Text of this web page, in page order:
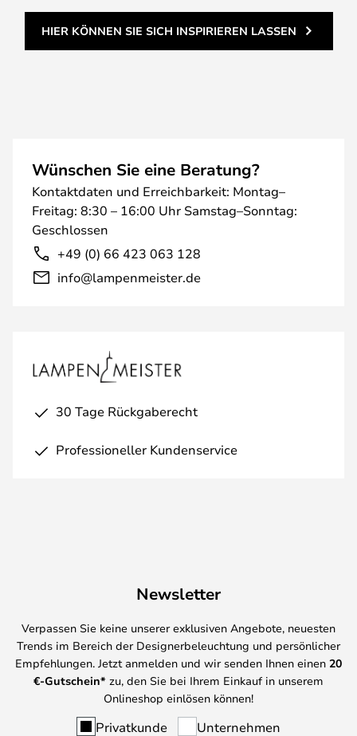
HIER KÖNNEN SIE SICH INSPIRIEREN LASSEN
Wünschen Sie eine Beratung?
Kontaktdaten und Erreichbarkeit: Montag–
Freitag: 8:30 – 16:00 Uhr Samstag–Sonntag:
Geschlossen
+49 (0) 66 423 063 128
info@lampenmeister.de
30 Tage Rückgaberecht
Professioneller Kundenservice
Newsletter
Verpassen Sie keine unserer exklusiven Angebote, neuesten
Trends im Bereich der Designerbeleuchtung und persönlicher
Empfehlungen. Jetzt anmelden und wir senden Ihnen einen 20
€-Gutschein* zu, den Sie bei Ihrem Einkauf in unserem
Onlineshop einlösen können!
Privatkunde Unternehmen